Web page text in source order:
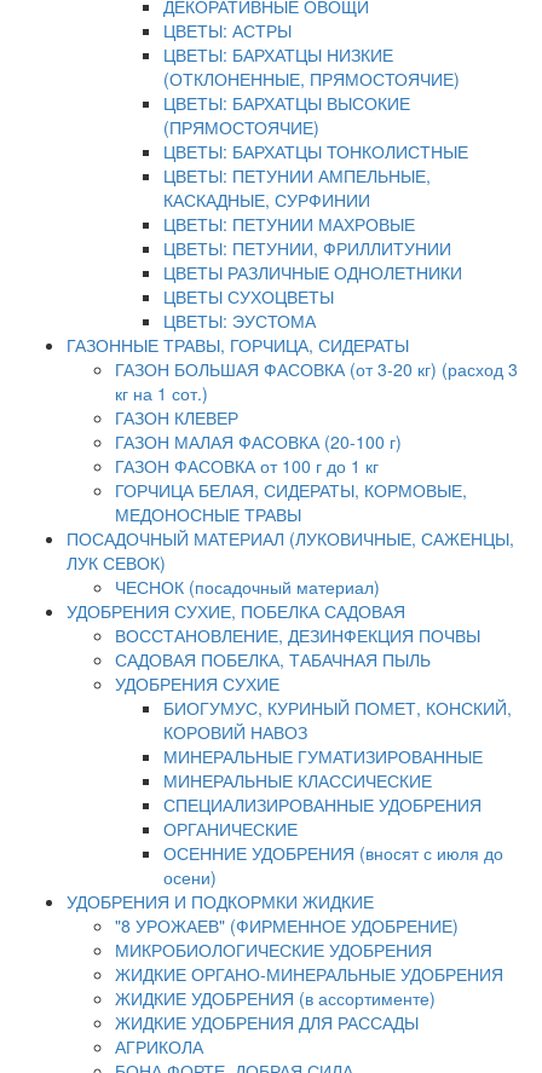
ДЕКОРАТИВНЫЕ ОВОЩИ
ЦВЕТЫ: АСТРЫ
ЦВЕТЫ: БАРХАТЦЫ НИЗКИЕ
(ОТКЛОНЕННЫЕ, ПРЯМОСТОЯЧИЕ)
ЦВЕТЫ: БАРХАТЦЫ ВЫСОКИЕ
(ПРЯМОСТОЯЧИЕ)
ЦВЕТЫ: БАРХАТЦЫ ТОНКОЛИСТНЫЕ
ЦВЕТЫ: ПЕТУНИИ АМПЕЛЬНЫЕ,
КАСКАДНЫЕ, СУРФИНИИ
ЦВЕТЫ: ПЕТУНИИ МАХРОВЫЕ
ЦВЕТЫ: ПЕТУНИИ, ФРИЛЛИТУНИИ
ЦВЕТЫ РАЗЛИЧНЫЕ ОДНОЛЕТНИКИ
ЦВЕТЫ СУХОЦВЕТЫ
ЦВЕТЫ: ЭУСТОМА
ГАЗОННЫЕ ТРАВЫ, ГОРЧИЦА, СИДЕРАТЫ
ГАЗОН БОЛЬШАЯ ФАСОВКА (от 3-20 кг) (расход 3
кг на 1 сот.)
ГАЗОН КЛЕВЕР
ГАЗОН МАЛАЯ ФАСОВКА (20-100 г)
ГАЗОН ФАСОВКА от 100 г до 1 кг
ГОРЧИЦА БЕЛАЯ, СИДЕРАТЫ, КОРМОВЫЕ,
МЕДОНОСНЫЕ ТРАВЫ
ПОСАДОЧНЫЙ МАТЕРИАЛ (ЛУКОВИЧНЫЕ, САЖЕНЦЫ,
ЛУК СЕВОК)
ЧЕСНОК (посадочный материал)
УДОБРЕНИЯ СУХИЕ, ПОБЕЛКА САДОВАЯ
ВОССТАНОВЛЕНИЕ, ДЕЗИНФЕКЦИЯ ПОЧВЫ
САДОВАЯ ПОБЕЛКА, ТАБАЧНАЯ ПЫЛЬ
УДОБРЕНИЯ СУХИЕ
БИОГУМУС, КУРИНЫЙ ПОМЕТ, КОНСКИЙ,
КОРОВИЙ НАВОЗ
МИНЕРАЛЬНЫЕ ГУМАТИЗИРОВАННЫЕ
МИНЕРАЛЬНЫЕ КЛАССИЧЕСКИЕ
СПЕЦИАЛИЗИРОВАННЫЕ УДОБРЕНИЯ
ОРГАНИЧЕСКИЕ
ОСЕННИЕ УДОБРЕНИЯ (вносят с июля до
осени)
УДОБРЕНИЯ И ПОДКОРМКИ ЖИДКИЕ
"8 УРОЖАЕВ" (ФИРМЕННОЕ УДОБРЕНИЕ)
МИКРОБИОЛОГИЧЕСКИЕ УДОБРЕНИЯ
ЖИДКИЕ ОРГАНО-МИНЕРАЛЬНЫЕ УДОБРЕНИЯ
ЖИДКИЕ УДОБРЕНИЯ (в ассортименте)
ЖИДКИЕ УДОБРЕНИЯ ДЛЯ РАССАДЫ
АГРИКОЛА